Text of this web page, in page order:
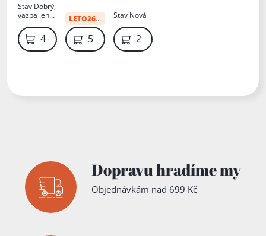
Stav Dobrý,
vazba lehce
vše drží 49 Kč
LETO26
:24 Kč
59 Kč
vo SSS
spol.s.r.o.
Stav Nová
299 Kč
Dopravu hradíme my
Objednávkám nad 699 Kč